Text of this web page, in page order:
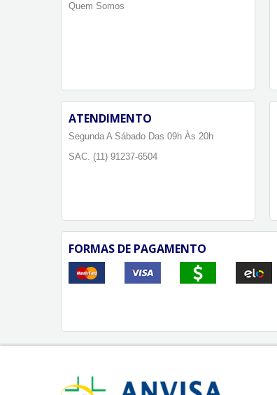
Quem Somos
ATENDIMENTO
Segunda A Sábado Das 09h Às 20h
SAC. (11) 91237-6504
FORMAS DE PAGAMENTO